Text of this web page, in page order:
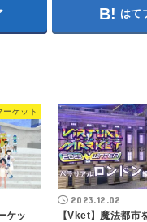
はて
ーケット
ケッ
2023.12.02
【Vket】魔法都市